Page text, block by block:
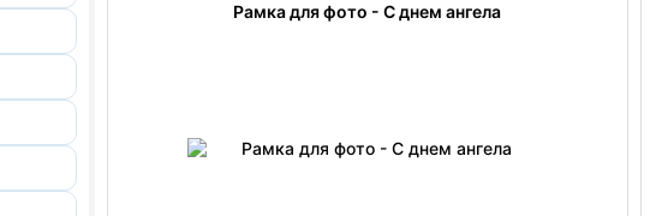
Рамка для фото - С днем ангела